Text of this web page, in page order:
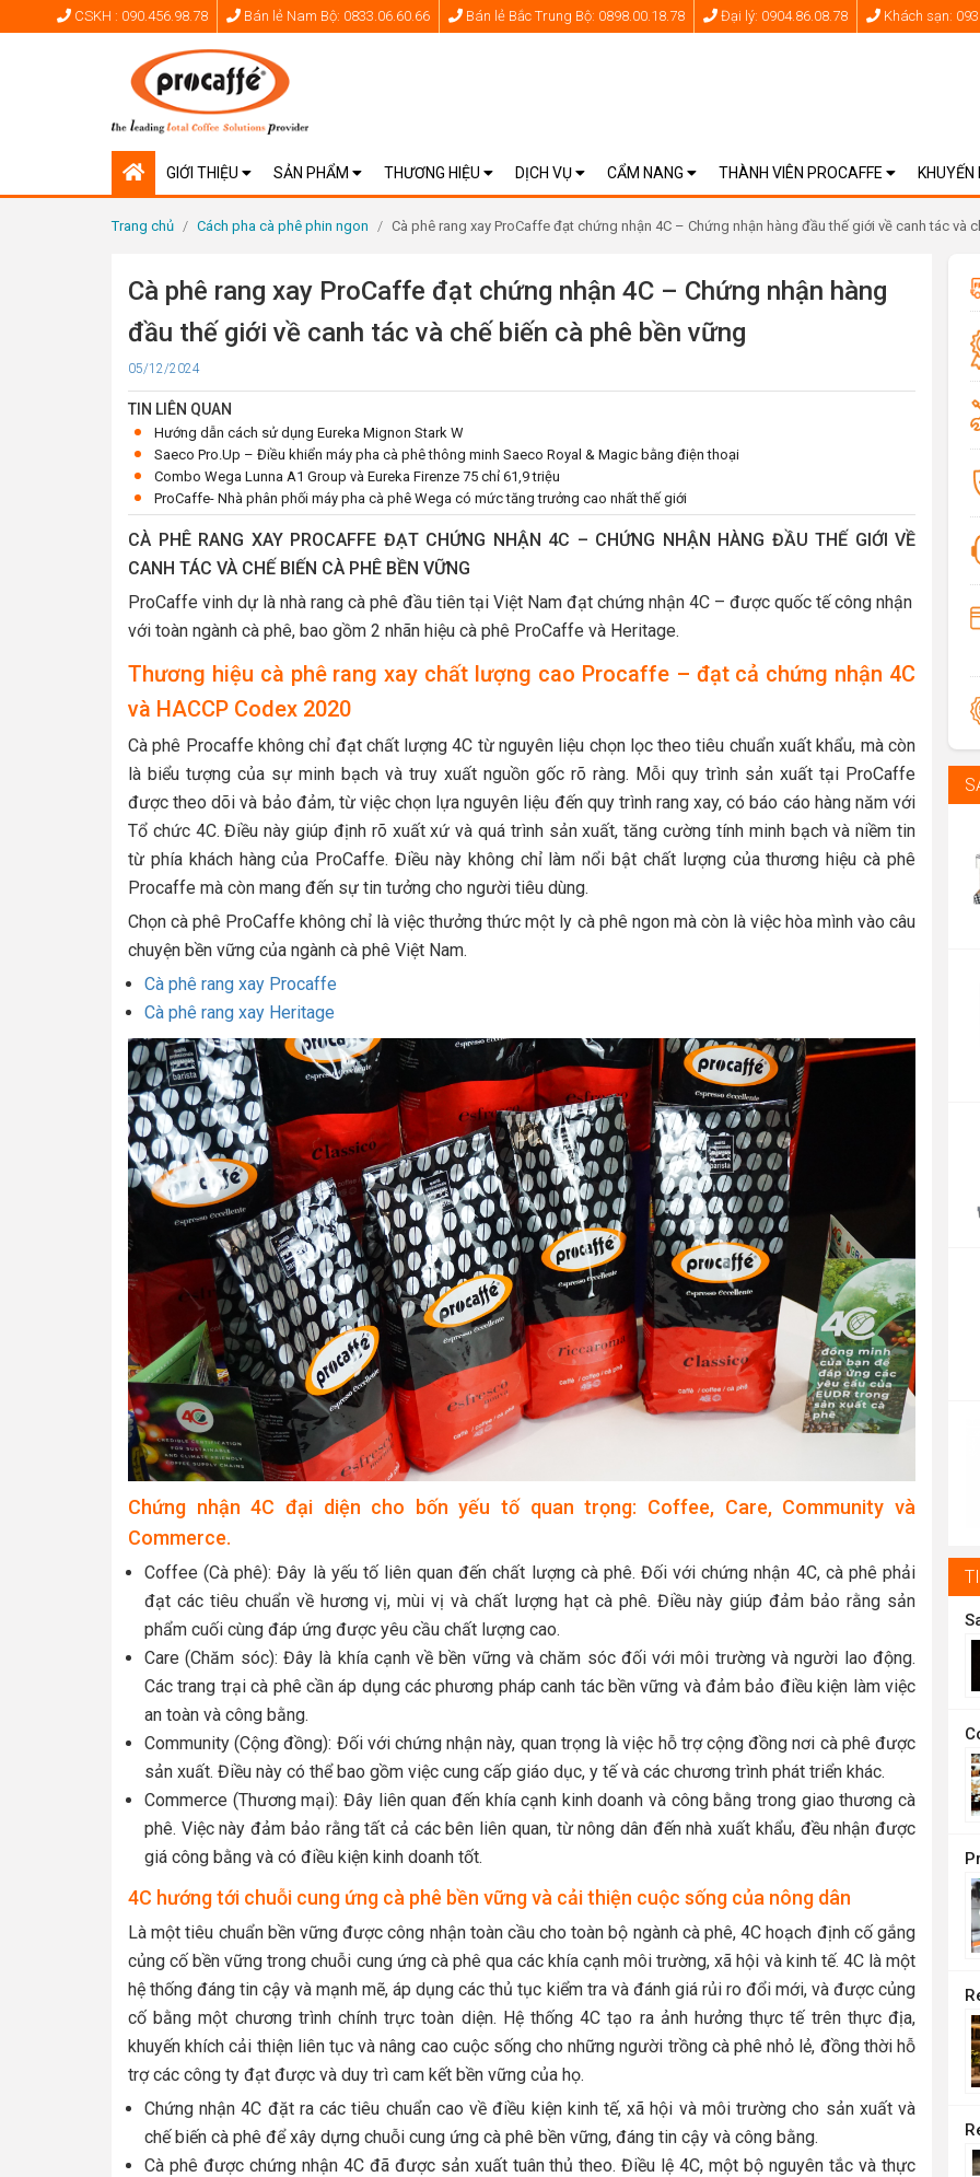
CSKH : 090.456.98.78 Bán lẻ Nam Bộ: 0833.06.60.66 Bán lẻ Bắc Trung Bộ: 0898.00.18.78 Đại lý: 0904.86.08.78 Khách sạn:
GIỚI THIỆU SẢN PHẨM THƯƠNG HIỆU DỊCH VỤ CẨM NANG THÀNH VIÊN PROCAFFE KHUYẾN
Trang chủ / Cách pha cà phê phin ngon / Cà phê rang xay ProCaffe đạt chứng nhận 4C – Chứng nhận hàng đầu thế giới về canh tác và
Cà phê rang xay ProCaffe đạt chứng nhận 4C – Chứng nhận hàng
đầu thế giới về canh tác và chế biến cà phê bền vững
Cập
05/12/2024
TIN LIÊN QUAN
Hướng dẫn cách sử dụng Eureka Mignon Stark W
Saeco Pro.Up – Điều khiển máy pha cà phê thông minh Saeco Royal & Magic bằng điện thoại
Combo Wega Lunna A1 Group và Eureka Firenze 75 chỉ 61,9 triệu
ProCaffe- Nhà phân phối máy pha cà phê Wega có mức tăng trưởng cao nhất thế giới
CÀ PHÊ RANG XAY PROCAFFE ĐẠT CHỨNG NHẬN 4C – CHỨNG NHẬN HÀNG ĐẦU THẾ GIỚI VỀ
CANH TÁC VÀ CHẾ BIẾN CÀ PHÊ BỀN VỮNG
ProCaffe vinh dự là nhà rang cà phê đầu tiên tại Việt Nam đạt chứng nhận 4C – được quốc tế công nhận
với toàn ngành cà phê, bao gồm 2 nhãn hiệu cà phê ProCaffe và Heritage.
Thương hiệu cà phê rang xay chất lượng cao Procaffe – đạt cả chứng nhận 4C
và HACCP Codex 2020
Cà phê Procaffe không chỉ đạt chất lượng 4C từ nguyên liệu chọn lọc theo tiêu chuẩn xuất khẩu, mà còn
là biểu tượng của sự minh bạch và truy xuất nguồn gốc rõ ràng. Mỗi quy trình sản xuất tại ProCaffe
được theo dõi và bảo đảm, từ việc chọn lựa nguyên liệu đến quy trình rang xay, có báo cáo hàng năm với
Tổ chức 4C. Điều này giúp định rõ xuất xứ và quá trình sản xuất, tăng cường tính minh bạch và niềm tin
từ phía khách hàng của ProCaffe. Điều này không chỉ làm nổi bật chất lượng của thương hiệu cà phê
Procaffe mà còn mang đến sự tin tưởng cho người tiêu dùng.
Chọn cà phê ProCaffe không chỉ là việc thưởng thức một ly cà phê ngon mà còn là việc hòa mình vào câu
chuyện bền vững của ngành cà phê Việt Nam.
Cà phê rang xay Procaffe
Cà phê rang xay Heritage
Chứng nhận 4C đại diện cho bốn yếu tố quan trọng: Coffee, Care, Community và
Commerce.
Coffee (Cà phê): Đây là yếu tố liên quan đến chất lượng cà phê. Đối với chứng nhận 4C, cà phê phải
đạt các tiêu chuẩn về hương vị, mùi vị và chất lượng hạt cà phê. Điều này giúp đảm bảo rằng sản
phẩm cuối cùng đáp ứng được yêu cầu chất lượng cao.
Care (Chăm sóc): Đây là khía cạnh về bền vững và chăm sóc đối với môi trường và người lao động.
Các trang trại cà phê cần áp dụng các phương pháp canh tác bền vững và đảm bảo điều kiện làm việc
an toàn và công bằng.
Community (Cộng đồng): Đối với chứng nhận này, quan trọng là việc hỗ trợ cộng đồng nơi cà phê được
sản xuất. Điều này có thể bao gồm việc cung cấp giáo dục, y tế và các chương trình phát triển khác.
Commerce (Thương mại): Đây liên quan đến khía cạnh kinh doanh và công bằng trong giao thương cà
phê. Việc này đảm bảo rằng tất cả các bên liên quan, từ nông dân đến nhà xuất khẩu, đều nhận được
giá công bằng và có điều kiện kinh doanh tốt.
4C hướng tới chuỗi cung ứng cà phê bền vững và cải thiện cuộc sống của nông dân
Là một tiêu chuẩn bền vững được công nhận toàn cầu cho toàn bộ ngành cà phê, 4C hoạch định cố gắng
củng cố bền vững trong chuỗi cung ứng cà phê qua các khía cạnh môi trường, xã hội và kinh tế. 4C là một
hệ thống đáng tin cậy và mạnh mẽ, áp dụng các thủ tục kiểm tra và đánh giá rủi ro đổi mới, và được củng
cố bằng một chương trình chính trực toàn diện. Hệ thống 4C tạo ra ảnh hưởng thực tế trên thực địa,
khuyến khích cải thiện liên tục và nâng cao cuộc sống cho những người trồng cà phê nhỏ lẻ, đồng thời hỗ
trợ các công ty đạt được và duy trì cam kết bền vững của họ.
Chứng nhận 4C đặt ra các tiêu chuẩn cao về điều kiện kinh tế, xã hội và môi trường cho sản xuất và
chế biến cà phê để xây dựng chuỗi cung ứng cà phê bền vững, đáng tin cậy và công bằng.
Cà phê được chứng nhận 4C đã được sản xuất tuân thủ theo. Điều lệ 4C, một bộ nguyên tắc và thực